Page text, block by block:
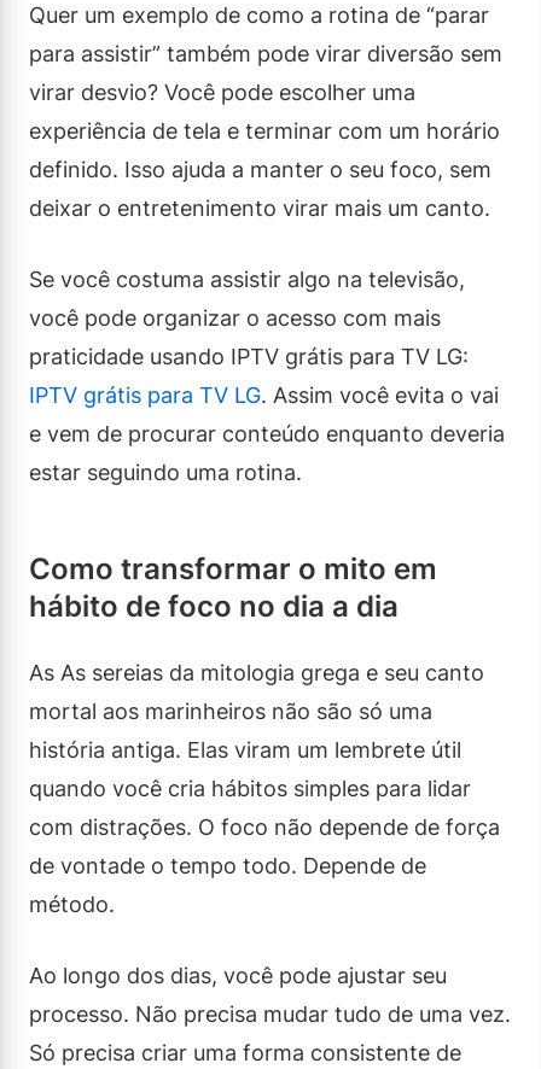
Quer um exemplo de como a rotina de “parar
para assistir” também pode virar diversão sem
virar desvio? Você pode escolher uma
experiência de tela e terminar com um horário
definido. Isso ajuda a manter o seu foco, sem
deixar o entretenimento virar mais um canto.
Se você costuma assistir algo na televisão,
você pode organizar o acesso com mais
praticidade usando IPTV grátis para TV LG:
IPTV grátis para TV LG. Assim você evita o vai
e vem de procurar conteúdo enquanto deveria
estar seguindo uma rotina.
Como transformar o mito em
hábito de foco no dia a dia
As As sereias da mitologia grega e seu canto
mortal aos marinheiros não são só uma
história antiga. Elas viram um lembrete útil
quando você cria hábitos simples para lidar
com distrações. O foco não depende de força
de vontade o tempo todo. Depende de
método.
Ao longo dos dias, você pode ajustar seu
processo. Não precisa mudar tudo de uma vez.
Só precisa criar uma forma consistente de